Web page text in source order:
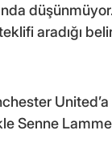
aradığı
Senne